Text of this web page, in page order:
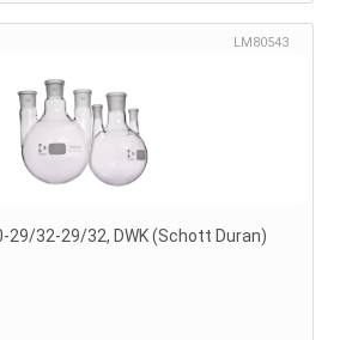
LM80543
29/32-29/32, DWK (Schott Duran)